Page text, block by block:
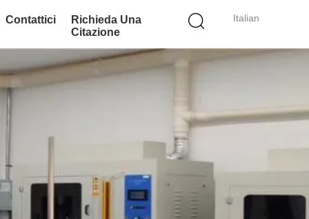
Italian
Contattici
Richieda Una
Citazione